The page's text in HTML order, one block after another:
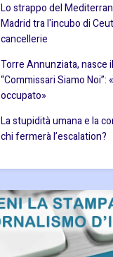
Lo strappo del
Madrid tra l'incubo di
cancellerie
Torre Annunziata, nasce
“Commissari Siamo
occupato»
La stupidità umana e la
chi fermerà l’escalation?